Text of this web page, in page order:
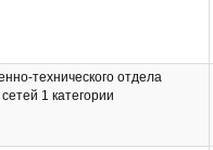
технического отдела
1 категории